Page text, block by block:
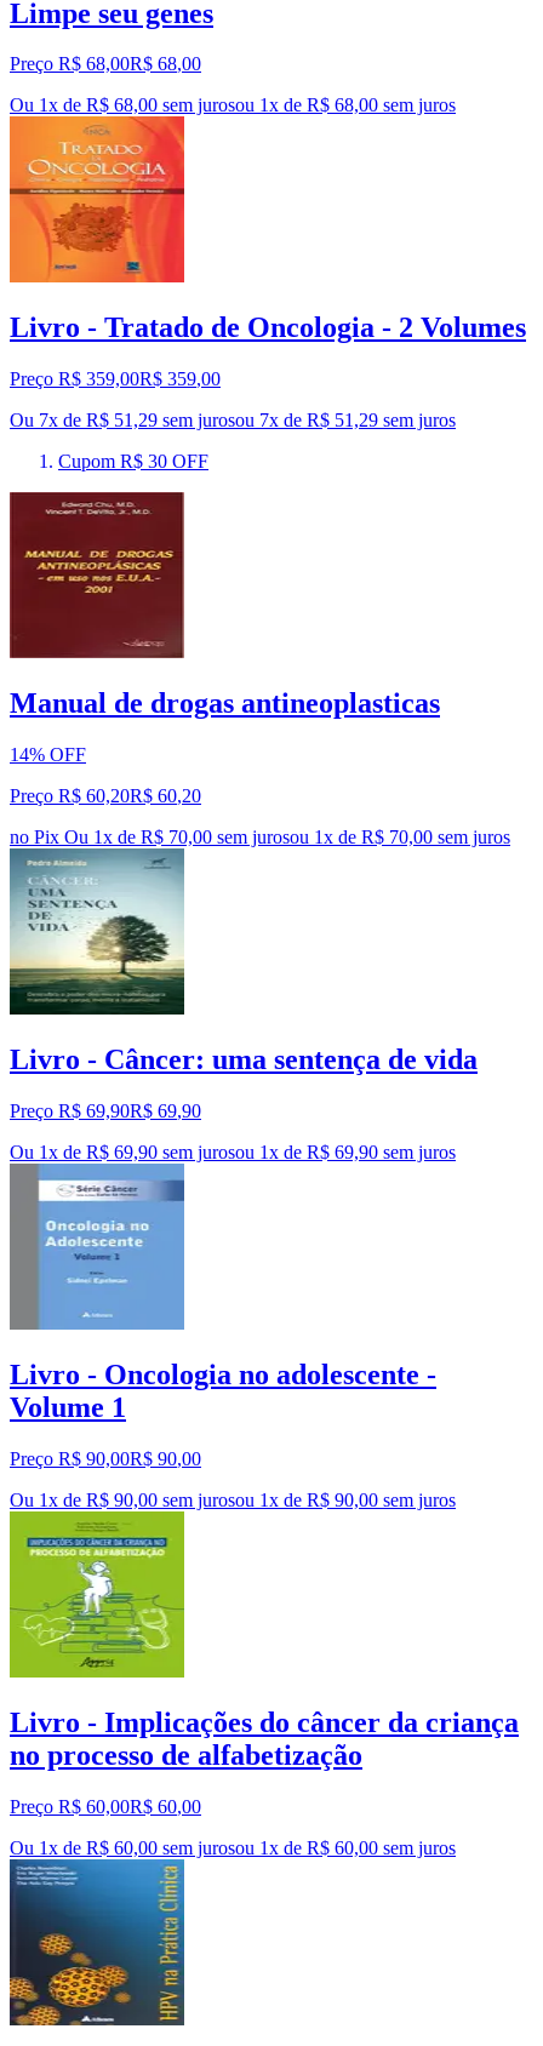
Limpe seu genes
Preço R$ 68,00R$ 68,00
Ou 1x de R$ 68,00 sem jurosou 1x de R$ 68,00 sem juros
Livro - Tratado de Oncologia - 2 Volumes
Preço R$ 359,00R$ 359,00
Ou 7x de R$ 51,29 sem jurosou 7x de R$ 51,29 sem juros
Cupom R$ 30 OFF
Manual de drogas antineoplasticas
14% OFF
Preço R$ 60,20R$ 60,20
no Pix Ou 1x de R$ 70,00 sem jurosou 1x de R$ 70,00 sem juros
Livro - Câncer: uma sentença de vida
Preço R$ 69,90R$ 69,90
Ou 1x de R$ 69,90 sem jurosou 1x de R$ 69,90 sem juros
Livro - Oncologia no adolescente -
Volume 1
Preço R$ 90,00R$ 90,00
Ou 1x de R$ 90,00 sem jurosou 1x de R$ 90,00 sem juros
Livro - Implicações do câncer da criança
no processo de alfabetização
Preço R$ 60,00R$ 60,00
Ou 1x de R$ 60,00 sem jurosou 1x de R$ 60,00 sem juros